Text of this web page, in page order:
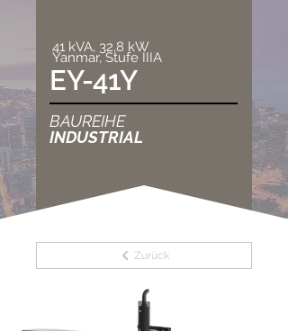
41 kVA, 32,8 kW
Yanmar, Stufe IIIA
EY-41Y
BAUREIHE
INDUSTRIAL
Zurück